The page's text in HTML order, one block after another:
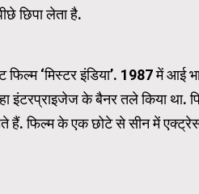
छिपा लेता है.
‘मिस्टर इंडिया’. 1987 में आई
इंटरप्राइजेज के बैनर तले किया था.
फिल्म के एक छोटे से सीन में एक्ट्रेस